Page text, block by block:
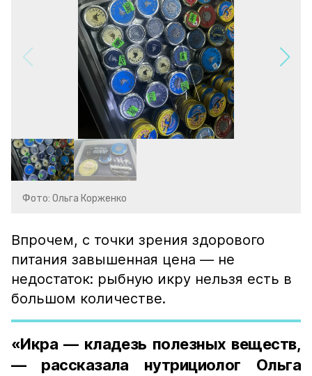
Фото: Ольга Корженко
Впрочем, с точки зрения здорового
питания завышенная цена — не
недостаток: рыбную икру нельзя есть в
большом количестве.
«Икра — кладезь полезных веществ,
— рассказала нутрициолог Ольга